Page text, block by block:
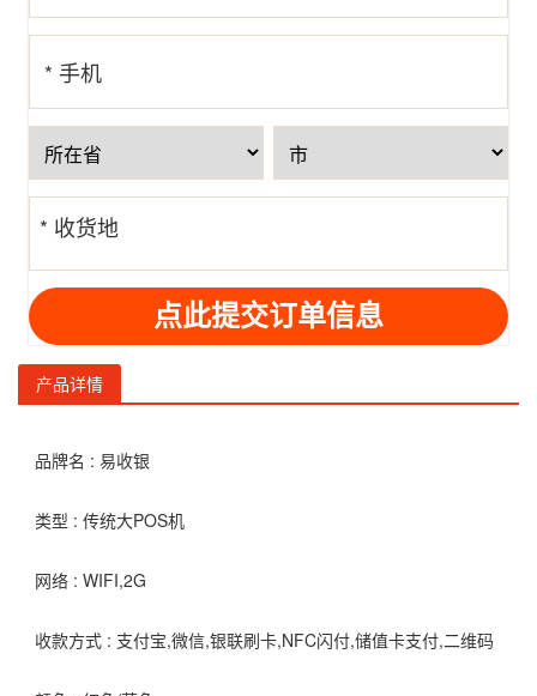
* 手机
号
* 收货地
址
产品详情
品牌名 : 易收银
类型 : 传统大POS机
网络 : WIFI,2G
收款方式 : 支付宝,微信,银联刷卡,NFC闪付,储值卡支付,二维码